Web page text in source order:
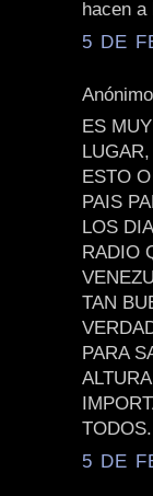
hacen a
5 DE
ES
ESTO
PAIS
LOS
RADIO
TAN
PARA
TODOS.
5 DE